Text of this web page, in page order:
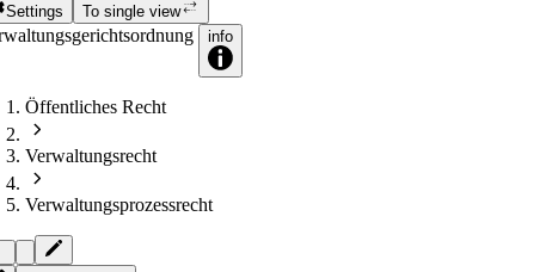
Settings To single view
info
Öffentliches Recht
Verwaltungsrecht
Verwaltungsprozessrecht